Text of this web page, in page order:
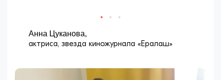
Анна Цуканова,
актриса, звезда киножурнала «Ералаш»